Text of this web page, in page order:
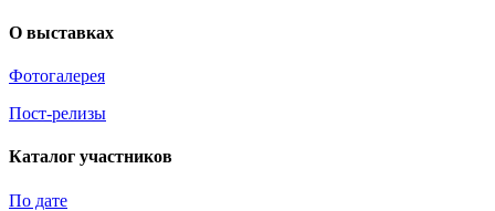
О выставках
Фотогалерея
Пост-релизы
Каталог участников
По дате